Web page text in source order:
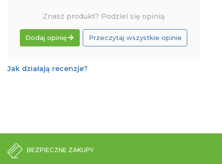
Znasz produkt? Podziel się opinią
Dodaj opinię Przeczytaj wszystkie opinie
Jak działają recenzje?
BEZPIECZNE ZAKUPY